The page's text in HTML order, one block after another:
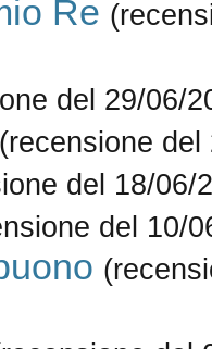
Re
del 29/06/
(recensione del
del 18/06/
del 10/